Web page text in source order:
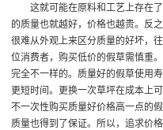
这就可能在原料和工艺上存在
的质量也就越好，价格也越贵。反
很难从外观上来区分质量的好坏，
位消费者，购买低价的假草需慎重
完全不一样的。质量好的假草使用
更短时间。更换一次草坪在成本上
不一次性购买质量好价格高一点的
质量也得到了保证。所以，追求价